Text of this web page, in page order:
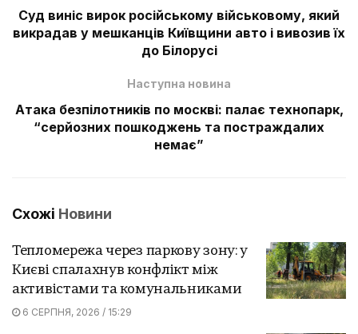
Суд виніс вирок російському військовому, який
викрадав у мешканців Київщини авто і вивозив їх
до Білорусі
Наступна новина
Атака безпілотників по москві: палає технопарк,
“серйозних пошкоджень та постраждалих
немає”
Схожі Новини
Тепломережа через паркову зону: у
Києві спалахнув конфлікт між
активістами та комунальниками
6 СЕРПНЯ, 2026 / 15:29